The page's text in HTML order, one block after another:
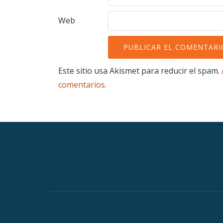
Web
Este sitio usa Akismet para reducir el spam.
comentarios.
secundario